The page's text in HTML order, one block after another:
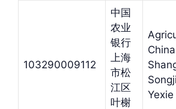
103290009112
中国
农业
银行
上海
市松
江区
叶榭
Yexie